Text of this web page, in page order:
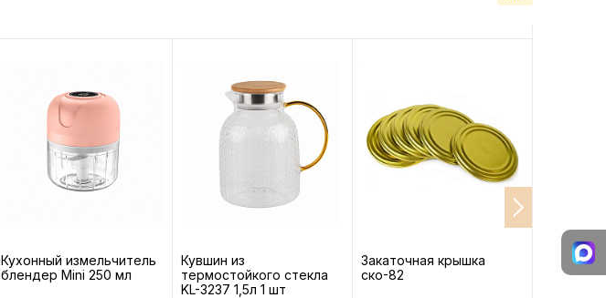
Кухонный измельчитель
блендер Mini 250 мл
Кувшин из
термостойкого стекла
KL-3237 1,5л 1 шт
Закаточная крышка
ско-82
Машинка